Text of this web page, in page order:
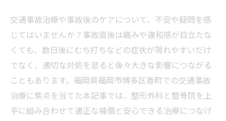
交通事故治療や事故後のケアについて、不安や疑問を感
じてはいませんか？事故直後は痛みや違和感が目立たな
くても、数日後にむち打ちなどの症状が現れやすいだけ
でなく、適切な対処を怠ると後々大きな影響につながる
こともあります。福岡県福岡市博多区春町での交通事故
治療に焦点を当てた本記事では、整形外科と整骨院を上
手に組み合わせて適正な補償と安心できる治療につなげ